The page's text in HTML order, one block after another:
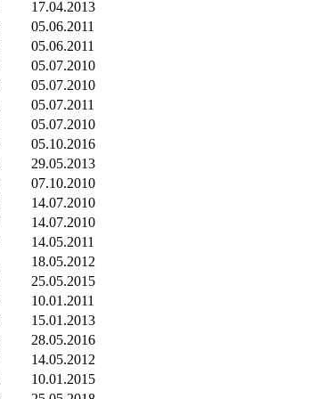
17.04.2013
05.06.2011
05.06.2011
05.07.2010
05.07.2010
05.07.2011
05.07.2010
05.10.2016
29.05.2013
07.10.2010
14.07.2010
14.07.2010
14.05.2011
18.05.2012
25.05.2015
10.01.2011
15.01.2013
28.05.2016
14.05.2012
10.01.2015